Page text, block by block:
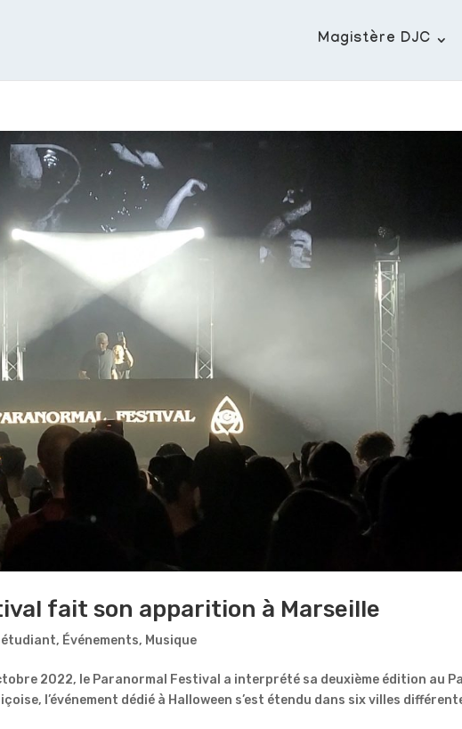
Magistère DJC
fait son apparition à Marseille
étudiant, Événements, Musique
2022, le Paranormal Festival a interprété sa deuxième édition au
l’événement dédié à Halloween s’est étendu dans six villes